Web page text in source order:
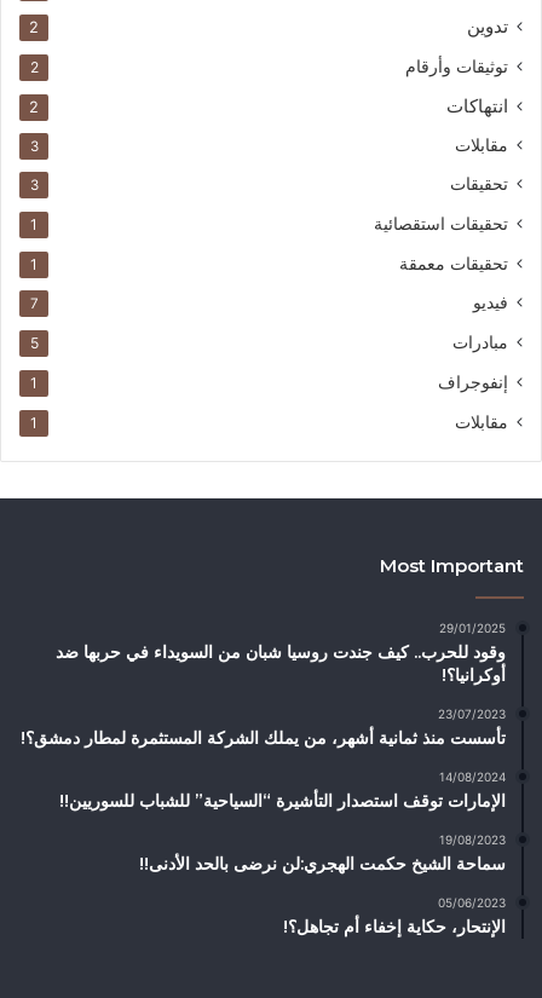
تدوين 2
توثيقات وأرقام 2
انتهاكات 2
مقابلات 3
تحقيقات 3
تحقيقات استقصائية 1
تحقيقات معمقة 1
فيديو 7
مبادرات 5
إنفوجراف 1
مقابلات 1
Most Important
29/01/2025
وقود للحرب.. كيف جندت روسيا شبان من السويداء في حربها ضد
أوكرانيا؟!
23/07/2023
تأسست منذ ثمانية أشهر، من يملك الشركة المستثمرة لمطار دمشق؟!
14/08/2024
الإمارات توقف استصدار التأشيرة “السياحية” للشباب للسوريين!!
19/08/2023
سماحة الشيخ حكمت الهجري:لن نرضى بالحد الأدنى!!
05/06/2023
الإنتحار، حكاية إخفاء أم تجاهل؟!